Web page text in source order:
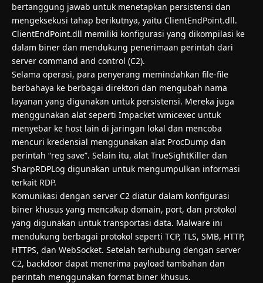
bertanggung jawab untuk menetapkan persistensi dan
mengeksekusi tahap berikutnya, yaitu ClientEndPoint.dll.
ClientEndPoint.dll memiliki konfigurasi yang dikompilasi ke
dalam biner dan mendukung penerimaan perintah dari
server command and control (C2).
Selama operasi, para penyerang memindahkan file-file
berbahaya ke berbagai direktori dan mengubah nama
layanan yang digunakan untuk persistensi. Mereka juga
menggunakan alat seperti Impacket wmicexec untuk
menyebar ke host lain di jaringan lokal dan mencoba
mencuri kredensial menggunakan alat ProcDump dan
perintah “reg save”. Selain itu, alat TrueSightKiller dan
SharpRDPLog digunakan untuk mengumpulkan informasi
terkait RDP.
Komunikasi dengan server C2 diatur dalam konfigurasi
biner khusus yang mencakup domain, port, dan protokol
yang digunakan untuk transportasi data. Malware ini
mendukung berbagai protokol seperti TCP, TLS, SMB, HTTP,
HTTPS, dan WebSocket. Setelah terhubung dengan server
C2, backdoor dapat menerima payload tambahan dan
perintah menggunakan format biner khusus.